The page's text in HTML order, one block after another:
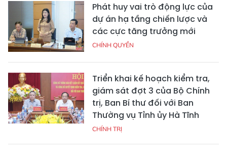
Phát huy vai trò động lực của
dự án hạ tầng chiến lược và
các cực tăng trưởng mới
CHÍNH QUYỀN
Triển khai kế hoạch kiểm tra,
giám sát đợt 3 của Bộ Chính
trị, Ban Bí thư đối với Ban
Thường vụ Tỉnh ủy Hà Tĩnh
CHÍNH TRỊ